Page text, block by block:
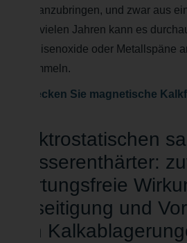
Filter anzubringen, und zwar aus
Nach vielen Jahren kann es
sich Eisenoxide oder Metallspäne
ansammeln.
Entdecken Sie magnetische
Elektrostatischen
Wasserenthärter:
wartungsfreie
Beseitigung und
von